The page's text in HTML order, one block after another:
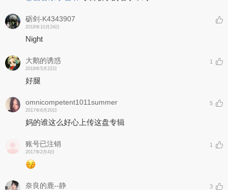
砺剑-K4343907
2018年10月24日
Night
大鹅的诱惑
2018年5月22日
1
好腿
omnicompetent1011summer
2017年6月20日
5
妈的谁这么好心上传这盘专辑
账号已注销
2017年2月4日
1
奈良的鹿--静 3